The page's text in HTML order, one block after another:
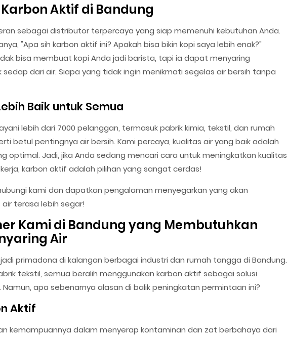
Aktif di Bandung
sebagai distributor terpercaya yang siap memenuhi kebutuhan Anda.
"Apa sih karbon aktif ini? Apakah bisa bikin kopi saya lebih enak?"
bisa membuat kopi Anda jadi barista, tapi ia dapat menyaring
dari air. Siapa yang tidak ingin menikmati segelas air bersih tanpa
Baik untuk Semua
lebih dari 7000 pelanggan, termasuk pabrik kimia, tekstil, dan rumah
betul pentingnya air bersih. Kami percaya, kualitas air yang baik adalah
optimal. Jadi, jika Anda sedang mencari cara untuk meningkatkan kualitas
karbon aktif adalah pilihan yang sangat cerdas!
kami dan dapatkan pengalaman menyegarkan yang akan
terasa lebih segar!
Kami di Bandung yang Membutuhkan
Air
primadona di kalangan berbagai industri dan rumah tangga di Bandung.
tekstil, semua beralih menggunakan karbon aktif sebagai solusi
apa sebenarnya alasan di balik peningkatan permintaan ini?
Aktif
kemampuannya dalam menyerap kontaminan dan zat berbahaya dari